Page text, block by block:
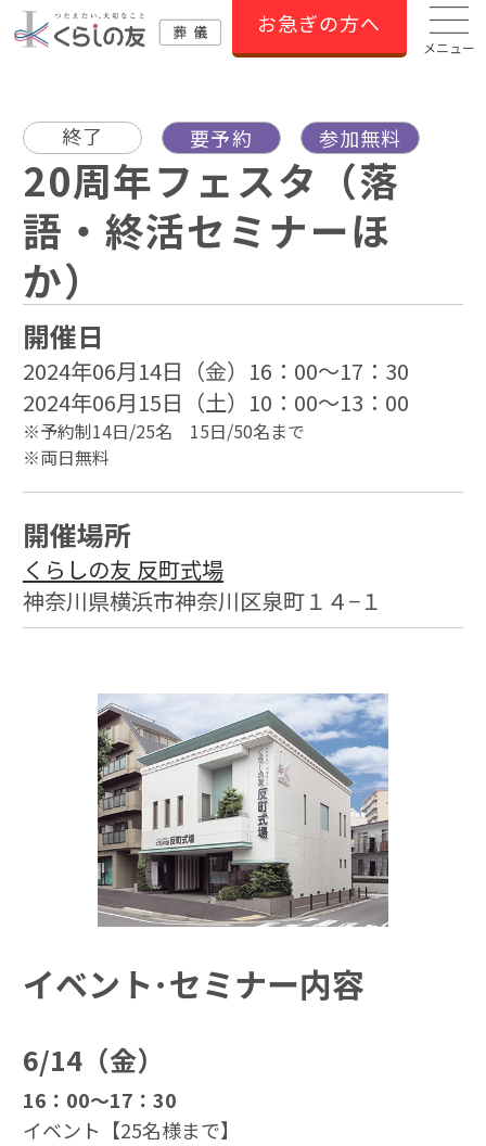
お急ぎの方へ
メニュー
終了 要予約 参加無料
20周年フェスタ（落
語・終活セミナーほ
か）
開催日
2024年06月14日（金）16：00～17：30
2024年06月15日（土）10：00～13：00
※予約制14日/25名 15日/50名まで
※両日無料
開催場所
くらしの友 反町式場
神奈川県横浜市神奈川区泉町１４−１
イベント･セミナー内容
6/14（金）
16：00～17：30
イベント【25名様まで】